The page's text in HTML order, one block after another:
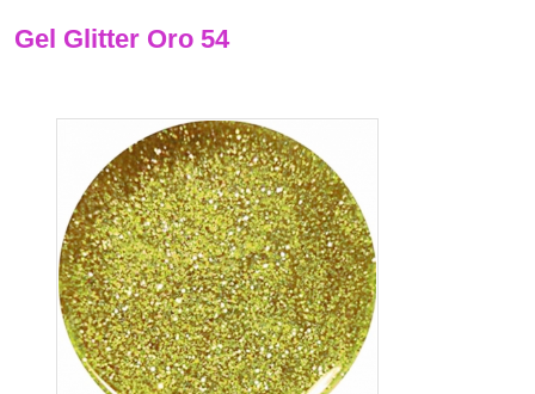
Gel Glitter Oro 54